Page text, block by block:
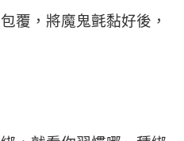
覆，將魔鬼氈黏好後，